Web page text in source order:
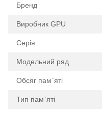
Бренд
Виробник GPU
Серія
Модельний ряд
Обсяг пам`яті
Тип пам`яті